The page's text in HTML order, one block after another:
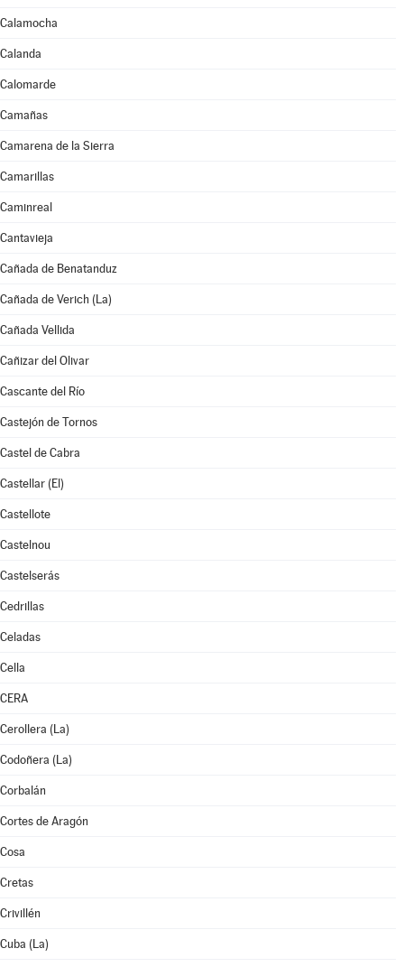
Calamocha
Calanda
Calomarde
Camañas
Camarena de la Sierra
Camarillas
Caminreal
Cantavieja
Cañada de Benatanduz
Cañada de Verich (La)
Cañada Vellida
Cañizar del Olivar
Cascante del Río
Castejón de Tornos
Castel de Cabra
Castellar (El)
Castellote
Castelnou
Castelserás
Cedrillas
Celadas
Cella
CERA
Cerollera (La)
Codoñera (La)
Corbalán
Cortes de Aragón
Cosa
Cretas
Crivillén
Cuba (La)